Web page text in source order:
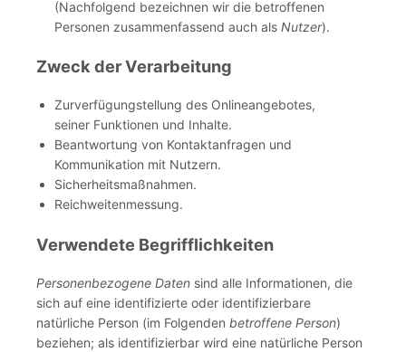
(Nachfolgend bezeichnen wir die betroffenen
Personen zusammenfassend auch als Nutzer).
Zweck der Verarbeitung
Zurverfügungstellung des Onlineangebotes,
seiner Funktionen und Inhalte.
Beantwortung von Kontaktanfragen und
Kommunikation mit Nutzern.
Sicherheitsmaßnahmen.
Reichweitenmessung.
Verwendete Begrifflichkeiten
Personenbezogene Daten sind alle Informationen, die
sich auf eine identifizierte oder identifizierbare
natürliche Person (im Folgenden betroffene Person)
beziehen; als identifizierbar wird eine natürliche Person